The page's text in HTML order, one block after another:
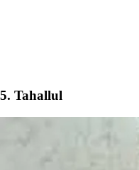
5. Tahallul